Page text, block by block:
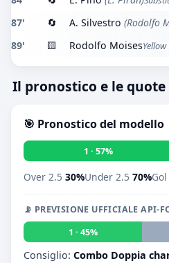
87' 🔄 A. Silvestro (Rodolfo
89' 🟨 Rodolfo Moises
Il pronostico e le quote
🎯 Pronostico del modello
1 · 57%
Over 2.5 30%Under 2.5 70%Gol
📡 PREVISIONE UFFICIALE API-
1 · 45%
Consiglio: Combo Doppia